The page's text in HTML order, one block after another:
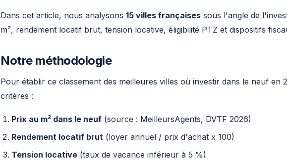
Dans cet article, nous analysons 15 villes françaises sous l'angle de
m², rendement locatif brut, tension locative, éligibilité PTZ et dispositifs
Notre méthodologie
Pour établir ce classement des meilleures villes où investir dans le neuf en
critères :
Prix au m² dans le neuf (source : MeilleursAgents, DVTF 2026)
Rendement locatif brut (loyer annuel / prix d'achat x 100)
Tension locative (taux de vacance inférieur à 5 %)